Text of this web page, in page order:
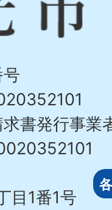
書発行事業
目1番1号